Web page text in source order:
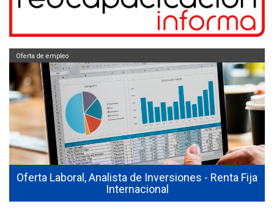
Oferta Laboral, Analista de Inversiones - Renta Fija
Internacional
Oferta de empleo